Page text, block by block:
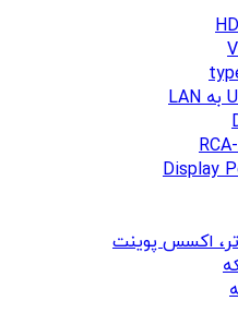
اکسس پوینت